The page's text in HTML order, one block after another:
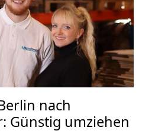
nach
Günstig umziehen